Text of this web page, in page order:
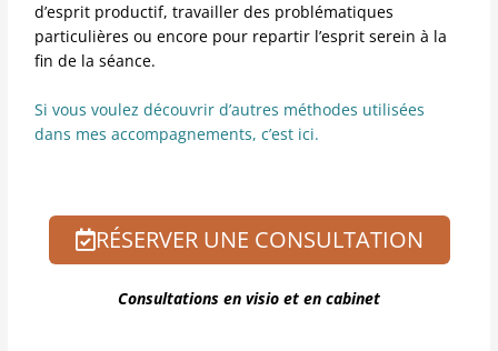
d’esprit productif, travailler des problématiques
particulières ou encore pour repartir l’esprit serein à la
fin de la séance.
Si vous voulez découvrir d’autres méthodes utilisées
dans mes accompagnements, c’est ici.
RÉSERVER UNE CONSULTATION
Consultations en visio et en cabinet